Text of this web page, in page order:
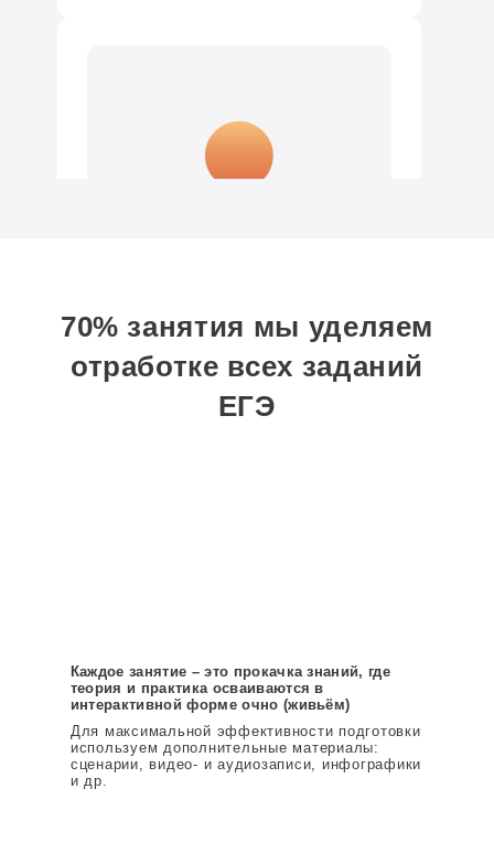
Перевёртов Даниил
Окончил ГБОУ №705 в 2016
Двухгодичная программа
70% занятия мы уделяем
отработке всех заданий
ЕГЭ
Каждое занятие – это прокачка знаний, где
теория и практика осваиваются в
интерактивной форме очно (живьём)
Для максимальной эффективности подготовки
используем дополнительные материалы:
сценарии, видео- и аудиозаписи, инфографики
и др.